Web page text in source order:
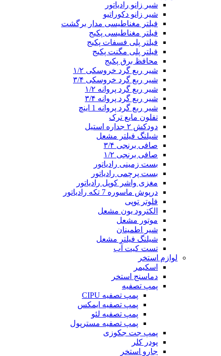
شیر زانو رادیاتور
شیر زانو دکوراتیو
فیلتر مغناطیسی مدار برگشت
فیلتر مغناطیسی پکیج
فیلتر پلی فسفات پکیج
فیلتر پلی مگنت پکیج
محافظ برق پکیج
شیر ربع گرد خروسکی ۱/۲
شیر ربع گرد خروسکی ۳/۴
شیر ربع گرد پروانه ۱/۲
شیر ربع گرد پروانه ۳/۴
شیر ربع گرد پروانه 1 اینچ
تفلون مایع ترک
دودکش ۲ جداره استیل
شیلنگ فیلتر مشعل
صافی برنجی ۳/۴
صافی برنجی ۱/۲
بست زمینی رادیاتور
بست پرچمی رادیاتور
مغزی واشر کوپل رادیاتور
درپوش ماسوره 7 تکه رادیاتور
فلوتر توپی
الکترود یون مشعل
موتور مشعل
شیر اطمینان
شیلنگ فیلتر مشعل
تست کیت آب
لوازم استخر
اسکیمر
دماسنج استخر
پمپ تصفیه
پمپ تصفیه CIPU
پمپ تصفیه ایمکس
پمپ تصفیه لئو
پمپ تصفیه مسترپول
پمپ جت جکوزی
پودر کلر
جارو استخر